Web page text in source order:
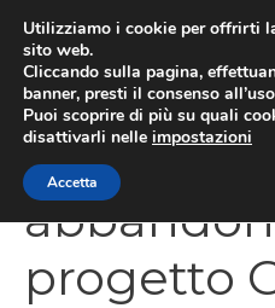
contenuto
McAfee ha
progetto
Utilizziamo i cookie per offrirti
sito web.
Cliccando sulla pagina,
banner, presti il consenso
Puoi scoprire di più su quali
disattivarli nelle impostazioni
Accetta